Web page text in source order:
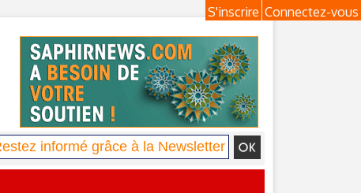
Connectez-vous
S'inscrire